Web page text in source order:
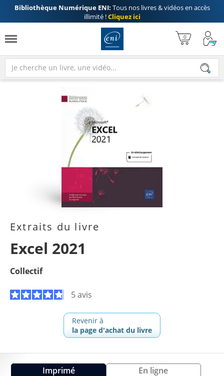
Bibliothèque Numérique ENI: Tous nos livres & vidéos en accès
illimité !Cliquez ici
Extraits du livre
Excel 2021
Collectif
5 avis
Revenir à
la page d'achat du livre
Imprimé
En ligne